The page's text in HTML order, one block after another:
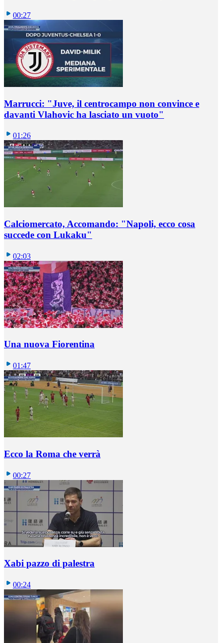
00:27
Marrucci: "Juve, il centrocampo non convince e
davanti Vlahovic ha lasciato un vuoto"
01:26
Calciomercato, Accomando: "Napoli, ecco cosa
succede con Lukaku"
02:03
Una nuova Fiorentina
01:47
Ecco la Roma che verrà
00:27
Xabi pazzo di palestra
00:24